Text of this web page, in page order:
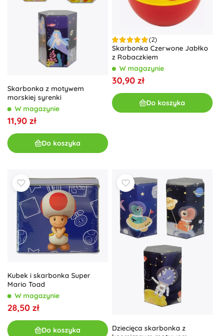
Skarbonka z motywem
morskiej syrenki
W magazynie
11,90 zł
Do koszyka
(2)
Skarbonka Czerwone Jabłko
z Robaczkiem
W magazynie
30,90 zł
Do koszyka
Kubek i skarbonka Super
Mario Toad
W magazynie
28,50 zł
Do koszyka
Dziecięca skarbonka z